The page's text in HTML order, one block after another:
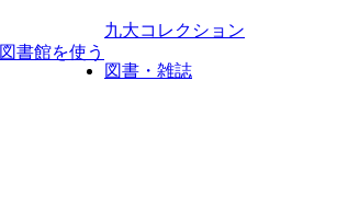
図書館を使う
九大コレクション
図書・雑誌